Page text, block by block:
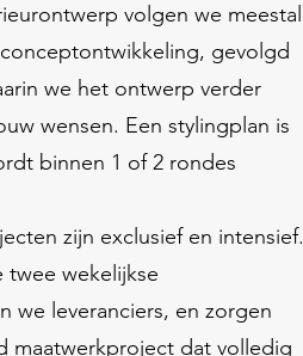
volgen we meestal
gevolgd
we het ontwerp verder
wensen. Een stylingplan is
binnen 1 of 2 rondes
zijn exclusief en intensief.
twee wekelijkse
we leveranciers, en zorgen
maatwerkproject dat volledig